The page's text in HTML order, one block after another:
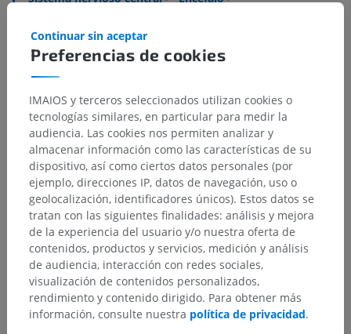
Sustancia blanca del telencéfalo; sustancia blanca
cerebral
Estructuras subyacentes:
Fórnix
Cápsula interna
radiada
Cápsula externa
Cápsula extrerna
Fibras de asociación del telencéfalo
Fibras comisurales del telencéfalo
Traducciones
Preferencias de cookies
Continuar sin aceptar
IMAIOS y terceros seleccionados utilizan cookies o
tecnologías similares, en particular para medir la
audiencia. Las cookies nos permiten analizar y
almacenar información como las características de su
dispositivo, así como ciertos datos personales (por
ejemplo, direcciones IP, datos de navegación, uso o
geolocalización, identificadores únicos). Estos datos se
tratan con las siguientes finalidades: análisis y mejora
de la experiencia del usuario y/o nuestra oferta de
contenidos, productos y servicios, medición y análisis
de audiencia, interacción con redes sociales,
visualización de contenidos personalizados,
rendimiento y contenido dirigido. Para obtener más
información, consulte nuestra política de privacidad.